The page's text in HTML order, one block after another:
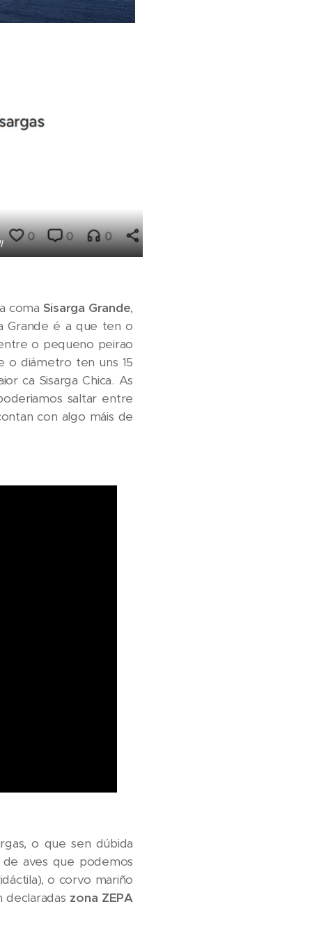
coma Sisarga Grande,
Grande é a que ten o
o pequeno peirao
o diámetro ten uns 15
ca Sisarga Chica. As
saltar entre
con algo máis de
o que sen dúbida
de aves que podemos
o corvo mariño
zona ZEPA